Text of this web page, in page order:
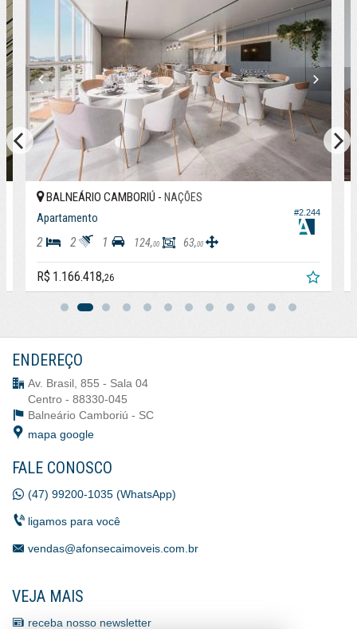
#2.244
BALNEÁRIO CAMBORIÚ - NAÇÕES
Apartamento
2 2 1 124,00 63,00
R$ 1.166.418,26
ENDEREÇO
Av. Brasil, 855 - Sala 04
Centro - 88330-045
Balneário Camboriú - SC
mapa google
FALE CONOSCO
(47) 99200-1035 (WhatsApp)
ligamos para você
vendas@afonsecaimoveis.com.br
VEJA MAIS
receba nosso newsletter